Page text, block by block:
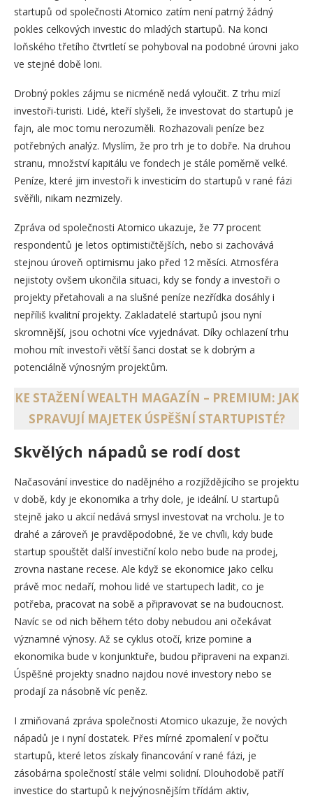
startupů od společnosti Atomico zatím není patrný žádný
pokles celkových investic do mladých startupů. Na konci
loňského třetího čtvrtletí se pohyboval na podobné úrovni jako
ve stejné době loni.
Drobný pokles zájmu se nicméně nedá vyloučit. Z trhu mizí
investoři-turisti. Lidé, kteří slyšeli, že investovat do startupů je
fajn, ale moc tomu nerozuměli. Rozhazovali peníze bez
potřebných analýz. Myslím, že pro trh je to dobře. Na druhou
stranu, množství kapitálu ve fondech je stále poměrně velké.
Peníze, které jim investoři k investicím do startupů v rané fázi
svěřili, nikam nezmizely.
Zpráva od společnosti Atomico ukazuje, že 77 procent
respondentů je letos optimističtějších, nebo si zachovává
stejnou úroveň optimismu jako před 12 měsíci. Atmosféra
nejistoty ovšem ukončila situaci, kdy se fondy a investoři o
projekty přetahovali a na slušné peníze nezřídka dosáhly i
nepříliš kvalitní projekty. Zakladatelé startupů jsou nyní
skromnější, jsou ochotni více vyjednávat. Díky ochlazení trhu
mohou mít investoři větší šanci dostat se k dobrým a
potenciálně výnosným projektům.
KE STAŽENÍ WEALTH MAGAZÍN – PREMIUM: JAK
SPRAVUJÍ MAJETEK ÚSPĚŠNÍ STARTUPISTÉ?
Skvělých nápadů se rodí dost
Načasování investice do nadějného a rozjíždějícího se projektu
v době, kdy je ekonomika a trhy dole, je ideální. U startupů
stejně jako u akcií nedává smysl investovat na vrcholu. Je to
drahé a zároveň je pravděpodobné, že ve chvíli, kdy bude
startup spouštět další investiční kolo nebo bude na prodej,
zrovna nastane recese. Ale když se ekonomice jako celku
právě moc nedaří, mohou lidé ve startupech ladit, co je
potřeba, pracovat na sobě a připravovat se na budoucnost.
Navíc se od nich během této doby nebudou ani očekávat
významné výnosy. Až se cyklus otočí, krize pomine a
ekonomika bude v konjunktuře, budou připraveni na expanzi.
Úspěšné projekty snadno najdou nové investory nebo se
prodají za násobně víc peněz.
I zmiňovaná zpráva společnosti Atomico ukazuje, že nových
nápadů je i nyní dostatek. Přes mírné zpomalení v počtu
startupů, které letos získaly financování v rané fázi, je
zásobárna společností stále velmi solidní. Dlouhodobě patří
investice do startupů k nejvýnosnějším třídám aktiv,